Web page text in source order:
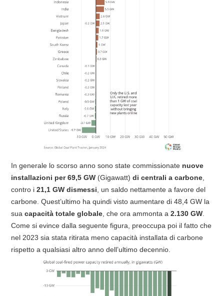
In generale lo scorso anno sono state commissionate nuove
installazioni per 69,5 GW (Gigawatt) di centrali a carbone,
contro i 21,1 GW dismessi, un saldo nettamente a favore del
carbone. Quest’ultimo ha quindi visto aumentare di 48,4 GW la
sua capacità totale globale, che ora ammonta a 2.130 GW.
Come si evince dalla seguente figura, preoccupa poi il fatto che
nel 2023 sia stata ritirata meno capacità installata di carbone
rispetto a qualsiasi altro anno dell’ultimo decennio.